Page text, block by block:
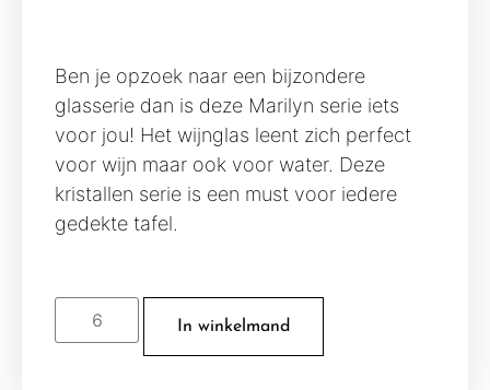
Ben je opzoek naar een bijzondere
glasserie dan is deze Marilyn serie iets
voor jou! Het wijnglas leent zich perfect
voor wijn maar ook voor water. Deze
kristallen serie is een must voor iedere
gedekte tafel.
In winkelmand